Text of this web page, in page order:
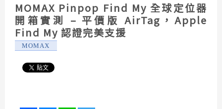
MOMAX Pinpop Find My 全球定位器
開箱實測 – 平價版 AirTag，Apple
Find My 認證完美支援
MOMAX